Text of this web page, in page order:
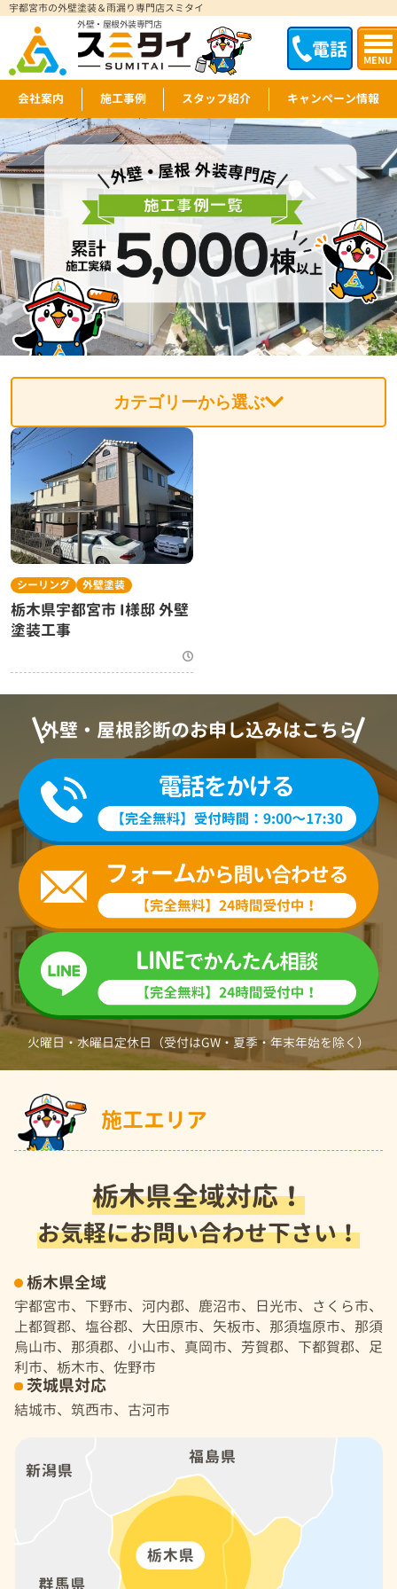
電話 MENU
宇都宮市の外壁塗装＆雨漏り専門店スミタイ
外壁・屋根外装専門店
会社案内 施工事例 スタッフ紹介 キャンペーン情報
カテゴリーから選ぶ
シーリング 外壁塗装
栃木県宇都宮市 I様邸 外壁
塗装工事
外壁・屋根診断のお申し込みはこちら
火曜日・水曜日定休日（受付はGW・夏季・年末年始を除く）
施工エリア
栃木県全域対応！
お気軽にお問い合わせ下さい！
栃木県全域
宇都宮市、下野市、河内郡、鹿沼市、日光市、さくら市、
上都賀郡、塩谷郡、大田原市、矢板市、那須塩原市、那須
烏山市、那須郡、小山市、真岡市、芳賀郡、下都賀郡、足
利市、栃木市、佐野市
茨城県対応
結城市、筑西市、古河市